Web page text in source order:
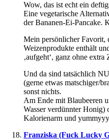
Wow, das ist echt ein
Eine vegetarische
der Bananen-Ei-Pancake.
Mein persönlicher Favorit,
Weizenprodukte enthält
‚aufgeht‘, ganz ohne
Und da sind tatsächlich
(gerne etwas matschiger/
sonst nichts.
Am Ende mit Blaubeeren
Wasser verdünnter
Kalorienarm und
Franziska (Fuck Lucky